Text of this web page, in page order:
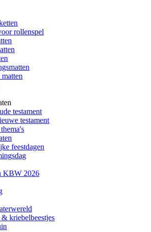
rollenspel
testament
testament
feestdagen
KBW 2026
& kriebelbeestjes